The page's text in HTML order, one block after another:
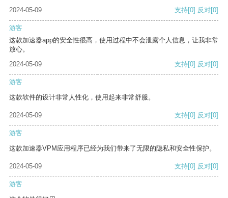
2024-05-09 支持[0] 反对[0]
游客
这款加速器app的安全性很高，使用过程中不会泄露个人信息，让我非常
放心。
2024-05-09
支持[0] 反对[0]
游客
这款软件的设计非常人性化，使用起来非常舒服。
2024-05-09 支持[0] 反对[0]
游客
这款加速器VPM应用程序已经为我们带来了无限的隐私和安全性保护。
2024-05-09 支持[0] 反对[0]
游客